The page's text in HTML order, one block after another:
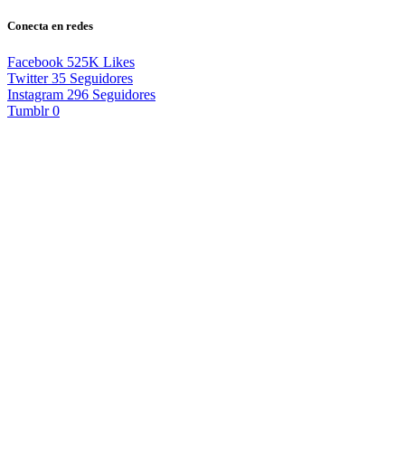
Conecta en redes
Facebook 525K Likes
Twitter 35 Seguidores
Instagram 296 Seguidores
Tumblr 0